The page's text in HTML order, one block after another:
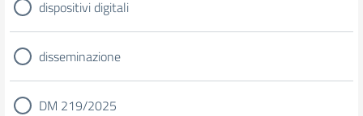
dispositivi digitali
disseminazione
DM 219/2025